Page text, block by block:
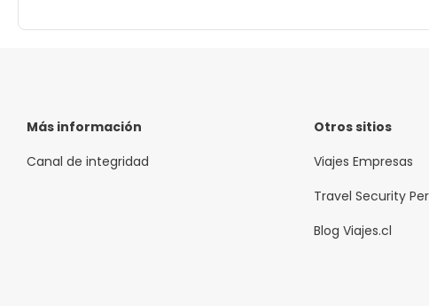
Más información
Canal de integridad
Otros sitios
Viajes Empresas
Travel Security
Blog Viajes.cl